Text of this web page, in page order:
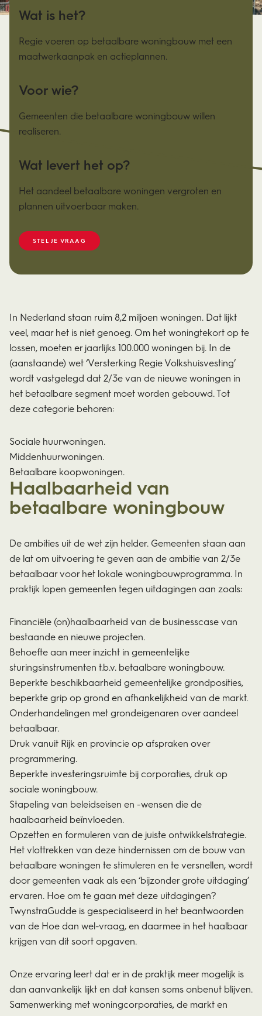
Wat is het?
Regie voeren op betaalbare woningbouw met een
maatwerkaanpak en actieplannen.
Voor wie?
Gemeenten die betaalbare woningbouw willen
realiseren.
Wat levert het op?
Het aandeel betaalbare woningen vergroten en
plannen uitvoerbaar maken.
STEL JE VRAAG
In Nederland staan ruim 8,2 miljoen woningen. Dat lijkt
veel, maar het is niet genoeg. Om het woningtekort op te
lossen, moeten er jaarlijks 100.000 woningen bij. In de
(aanstaande) wet ‘Versterking Regie Volkshuisvesting’
wordt vastgelegd dat 2/3e van de nieuwe woningen in
het betaalbare segment moet worden gebouwd. Tot
deze categorie behoren:
Sociale huurwoningen.
Middenhuurwoningen.
Betaalbare koopwoningen.
Haalbaarheid van
betaalbare woningbouw
De ambities uit de wet zijn helder. Gemeenten staan aan
de lat om uitvoering te geven aan de ambitie van 2/3e
betaalbaar voor het lokale woningbouwprogramma. In
praktijk lopen gemeenten tegen uitdagingen aan zoals:
Financiële (on)haalbaarheid van de businesscase van
bestaande en nieuwe projecten.
Behoefte aan meer inzicht in gemeentelijke
sturingsinstrumenten t.b.v. betaalbare woningbouw.
Beperkte beschikbaarheid gemeentelijke grondposities,
beperkte grip op grond en afhankelijkheid van de markt.
Onderhandelingen met grondeigenaren over aandeel
betaalbaar.
Druk vanuit Rijk en provincie op afspraken over
programmering.
Beperkte investeringsruimte bij corporaties, druk op
sociale woningbouw.
Stapeling van beleidseisen en -wensen die de
haalbaarheid beïnvloeden.
Opzetten en formuleren van de juiste ontwikkelstrategie.
Het vlottrekken van deze hindernissen om de bouw van
betaalbare woningen te stimuleren en te versnellen, wordt
door gemeenten vaak als een ‘bijzonder grote uitdaging’
ervaren. Hoe om te gaan met deze uitdagingen?
TwynstraGudde is gespecialiseerd in het beantwoorden
van de Hoe dan wel-vraag, en daarmee in het haalbaar
krijgen van dit soort opgaven.
Onze ervaring leert dat er in de praktijk meer mogelijk is
dan aanvankelijk lijkt en dat kansen soms onbenut blijven.
Samenwerking met woningcorporaties, de markt en